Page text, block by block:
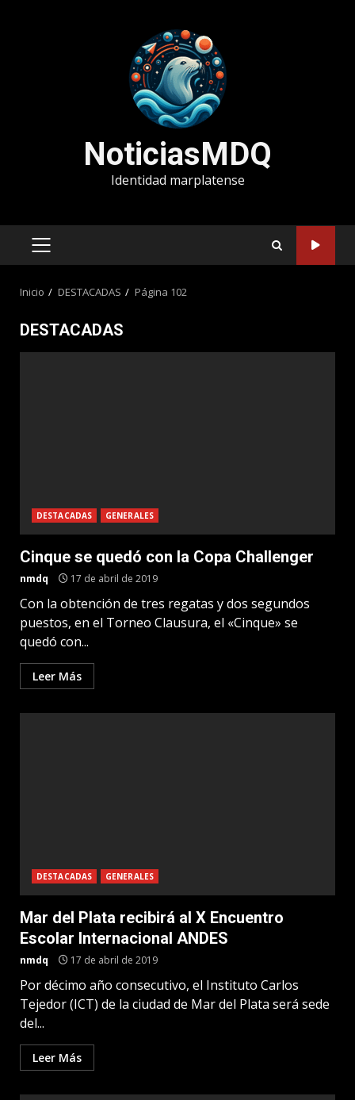
NoticiasMDQ
Identidad marplatense
MENÚ
Inicio DESTACADAS Página 102
DESTACADAS
DESTACADAS GENERALES
Cinque se quedó con la Copa Challenger
nmdq 17 de abril de 2019
Con la obtención de tres regatas y dos segundos
puestos, en el Torneo Clausura, el «Cinque» se
quedó con...
Leer Más
DESTACADAS GENERALES
Mar del Plata recibirá al X Encuentro
Escolar Internacional ANDES
nmdq 17 de abril de 2019
Por décimo año consecutivo, el Instituto Carlos
Tejedor (ICT) de la ciudad de Mar del Plata será sede
del...
Leer Más